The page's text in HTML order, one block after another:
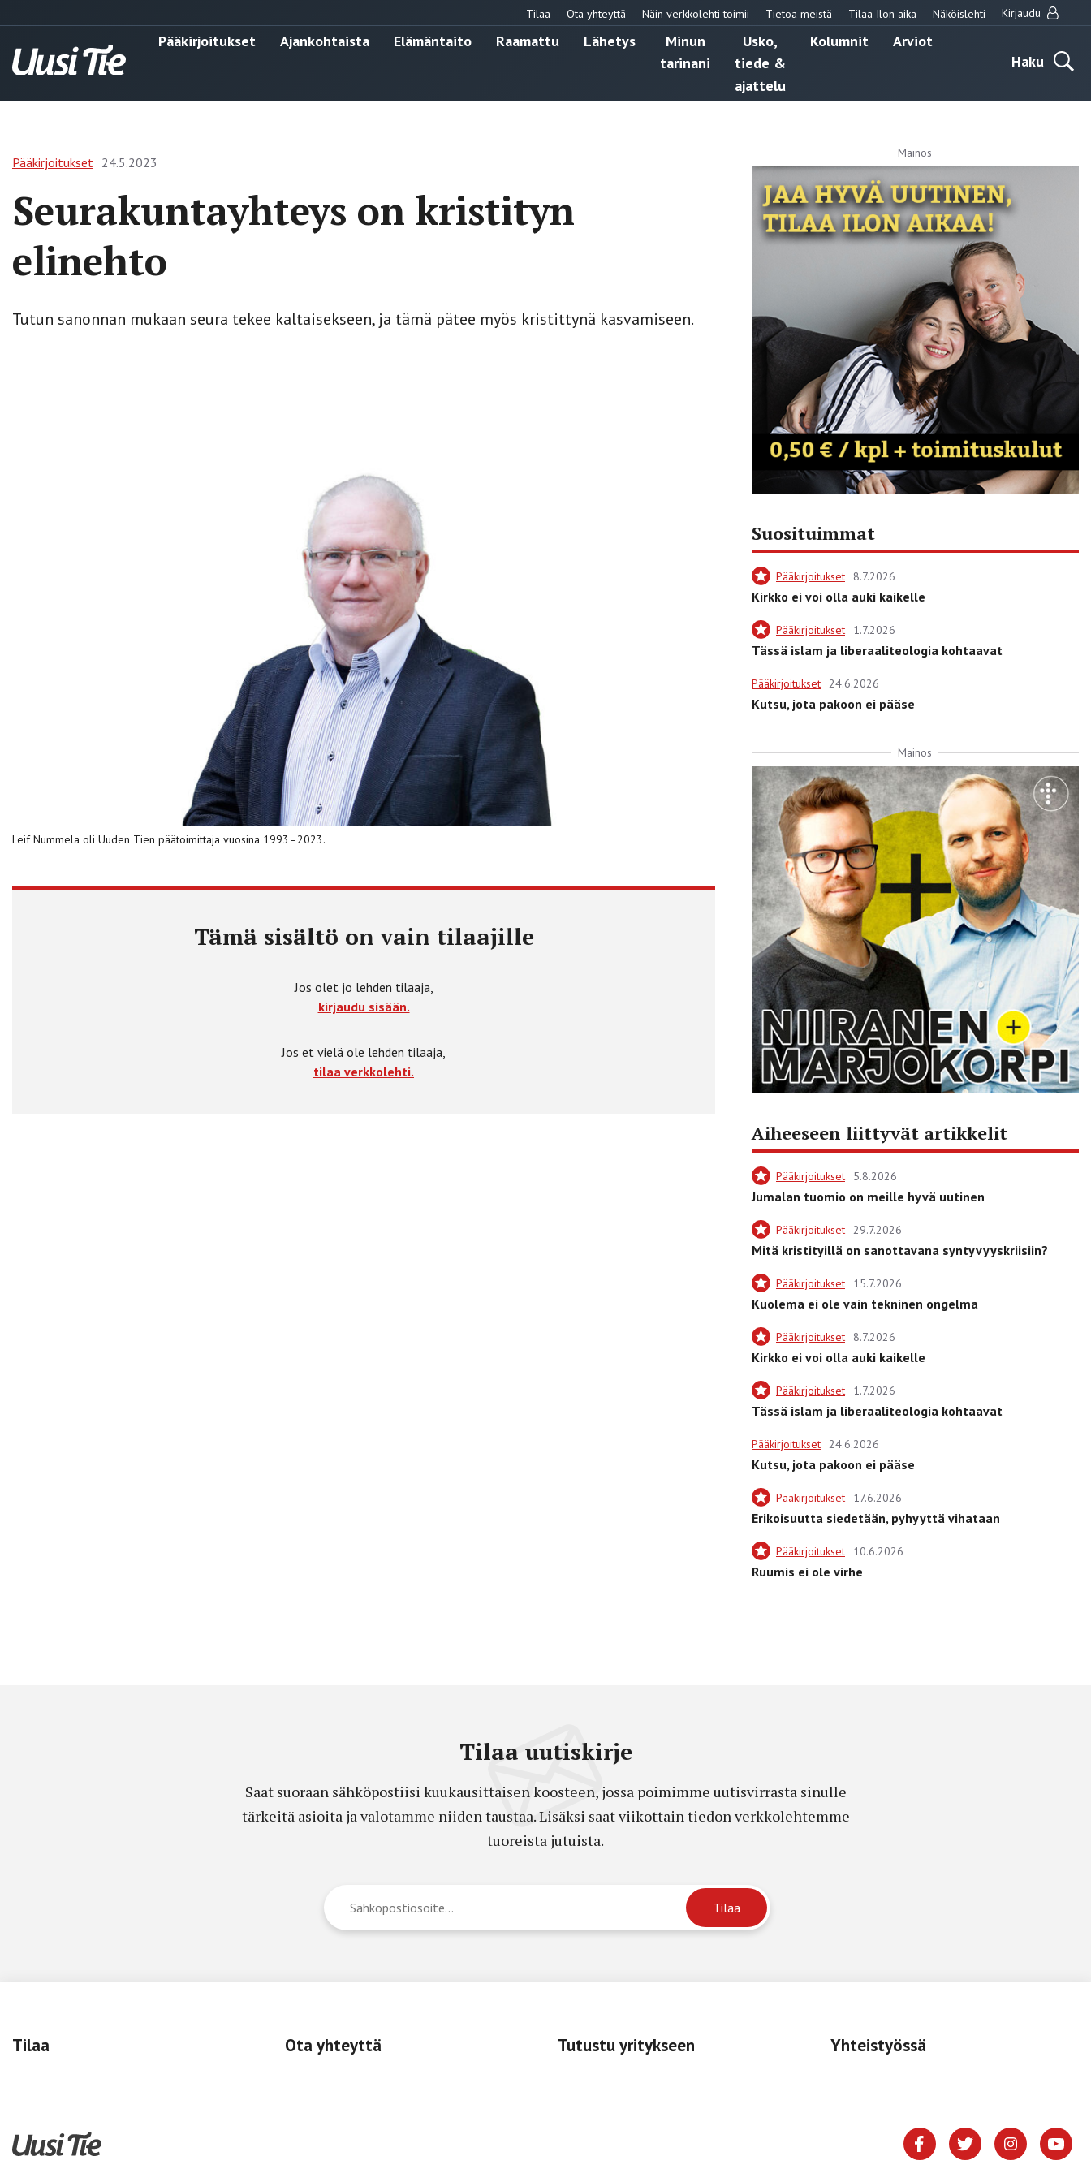
Tilaa Ota yhteyttä Näin verkkolehti toimii Tietoa meistä Tilaa Ilon aika Näköislehti Kirjaudu
Pääkirjoitukset Ajankohtaista Elämäntaito Raamattu Lähetys
Minun
tarinani
Usko,
tiede &
ajattelu
Kolumnit
Arviot
Haku
Pääkirjoitukset 24.5.2023
Seurakuntayhteys on kristityn
elinehto
Tutun sanonnan mukaan seura tekee kaltaisekseen, ja tämä pätee myös kristittynä kasvamiseen.
Leif Nummela oli Uuden Tien päätoimittaja vuosina 1993–2023.
Tämä sisältö on vain tilaajille
Jos olet jo lehden tilaaja,
kirjaudu sisään.
Jos et vielä ole lehden tilaaja,
tilaa verkkolehti.
Mainos
Suosituimmat
Pääkirjoitukset 8.7.2026
Kirkko ei voi olla auki kaikelle
Pääkirjoitukset 1.7.2026
Tässä islam ja liberaaliteologia kohtaavat
Pääkirjoitukset 24.6.2026
Kutsu, jota pakoon ei pääse
Mainos
Aiheeseen liittyvät artikkelit
Pääkirjoitukset 5.8.2026
Jumalan tuomio on meille hyvä uutinen
Pääkirjoitukset 29.7.2026
Mitä kristityillä on sanottavana syntyvyyskriisiin?
Pääkirjoitukset 15.7.2026
Kuolema ei ole vain tekninen ongelma
Pääkirjoitukset 8.7.2026
Kirkko ei voi olla auki kaikelle
Pääkirjoitukset 1.7.2026
Tässä islam ja liberaaliteologia kohtaavat
Pääkirjoitukset 24.6.2026
Kutsu, jota pakoon ei pääse
Pääkirjoitukset 17.6.2026
Erikoisuutta siedetään, pyhyyttä vihataan
Pääkirjoitukset 10.6.2026
Ruumis ei ole virhe
Tilaa uutiskirje
Saat suoraan sähköpostiisi kuukausittaisen koosteen, jossa poimimme uutisvirrasta sinulle
tärkeitä asioita ja valotamme niiden taustaa. Lisäksi saat viikottain tiedon verkkolehtemme
tuoreista jutuista.
Tilaa Ota yhteyttä Tutustu yritykseen Yhteistyössä